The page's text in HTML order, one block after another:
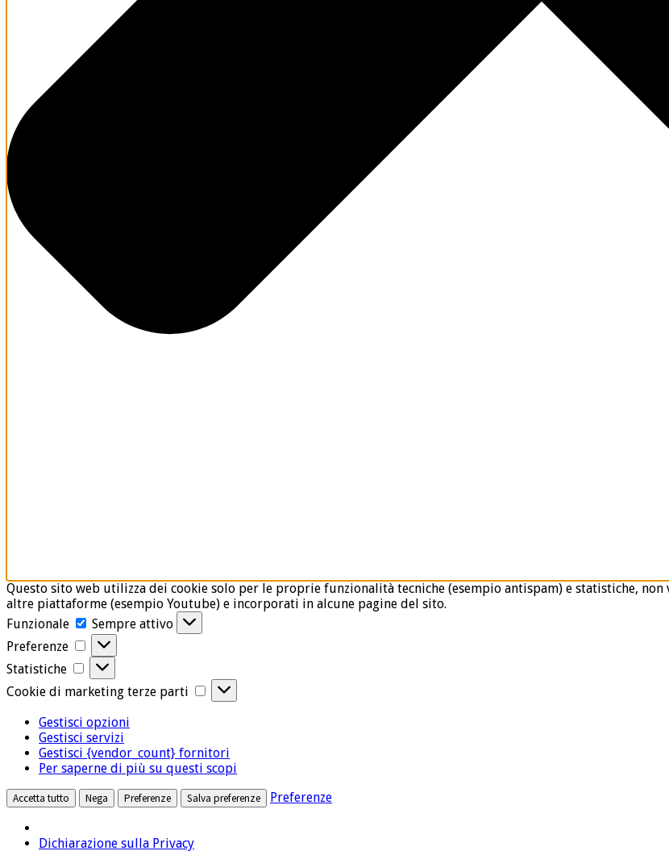
Questo sito web utilizza dei cookie solo per le proprie funzionalità tecniche (esempio antispam) e statistiche,
altre piattaforme (esempio Youtube) e incorporati in alcune pagine del sito.
Funzionale
Funzionale
Sempre attivo
Preferenze
Preferenze
Statistiche
Statistiche
Cookie di marketing terze parti
Cookie
di
parti
Gestisci opzioni
Gestisci servizi
Gestisci {vendor_count} fornitori
Per saperne di più su questi scopi
Accetta tutto Nega Preferenze Salva preferenze Preferenze
Dichiarazione sulla Privacy